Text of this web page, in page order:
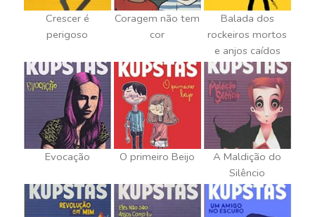
Crescer é
perigoso
Coragem não tem
cor
Balada dos
rockeiros mortos
e anjos caídos
Evocação O primeiro Beijo
A Maldição do
Silêncio